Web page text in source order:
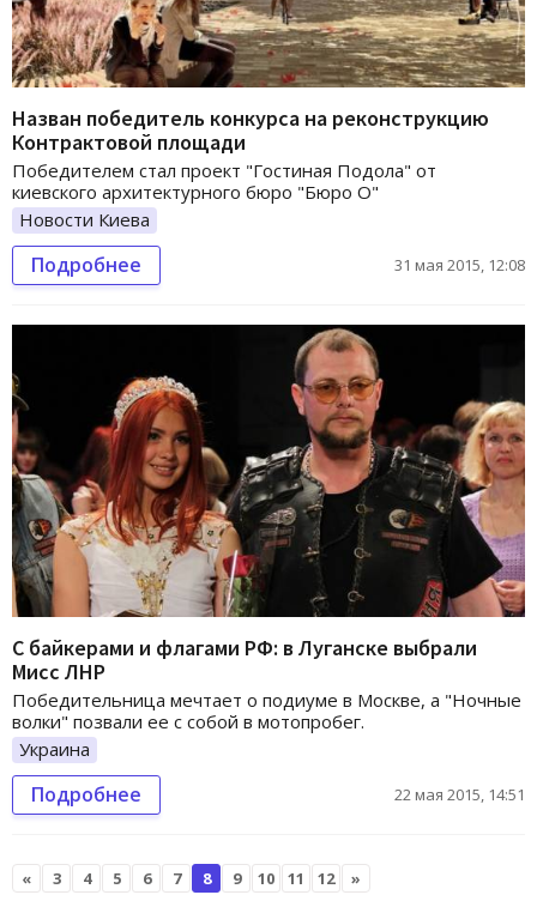
Назван победитель конкурса на реконструкцию
Контрактовой площади
Победителем стал проект "Гостиная Подола" от
киевского архитектурного бюро "Бюро О"
Новости Киева
Подробнее 31 мая 2015, 12:08
С байкерами и флагами РФ: в Луганске выбрали
Мисс ЛНР
Победительница мечтает о подиуме в Москве, а "Ночные
волки" позвали ее с собой в мотопробег.
Украина
Подробнее 22 мая 2015, 14:51
« 3 4 5 6 7 8 9 10 11 12 »